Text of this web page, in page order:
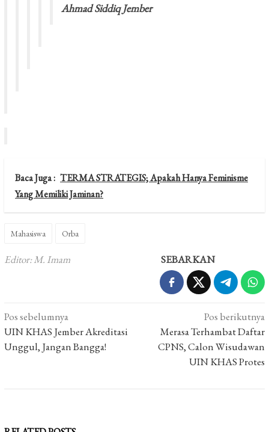
Ahmad Siddiq Jember
Baca Juga : TERMA STRATEGIS; Apakah Hanya Feminisme
Yang Memiliki Jaminan?
Mahasiswa Orba
Editor: M. Imam SEBARKAN
Navigasi
pos
Pos sebelumnya
UIN KHAS Jember Akreditasi
Unggul, Jangan Bangga!
Pos berikutnya
Merasa Terhambat Daftar
CPNS, Calon Wisudawan
UIN KHAS Protes